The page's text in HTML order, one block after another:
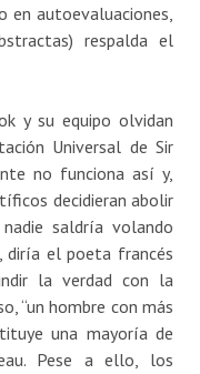
en autoevaluaciones,
respalda el
y su equipo olvidan
Universal de Sir
no funciona así y,
decidieran abolir
saldría volando
diría el poeta francés
la verdad con la
“un hombre con más
una mayoría de
Pese a ello, los